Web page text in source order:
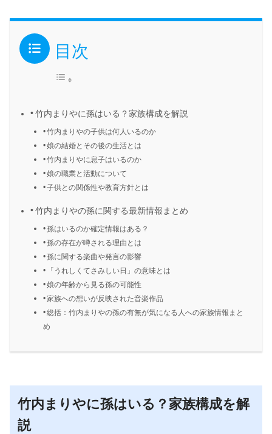
目次
竹内まりやに孫はいる？家族構成を解説
竹内まりやの子供は何人いるのか
娘の結婚とその後の生活とは
竹内まりやに息子はいるのか
娘の職業と活動について
子供との関係性や教育方針とは
竹内まりやの孫に関する最新情報まとめ
孫はいるのか確定情報はある？
孫の存在が噂される理由とは
孫に関する楽曲や発言の影響
「うれしくてさみしい日」の意味とは
娘の年齢から見る孫の可能性
家族への想いが反映された音楽作品
総括：竹内まりやの孫の有無が気になる人への家族情報まと
め
竹内まりやに孫はいる？家族構成を解
説